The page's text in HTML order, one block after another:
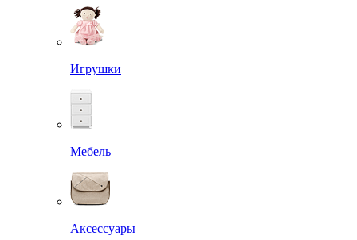
Игрушки
Мебель
Аксессуары